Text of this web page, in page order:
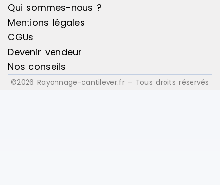
Qui sommes-nous ?
Mentions légales
CGUs
Devenir vendeur
Nos conseils
©2026 Rayonnage-cantilever.fr – Tous droits réservés